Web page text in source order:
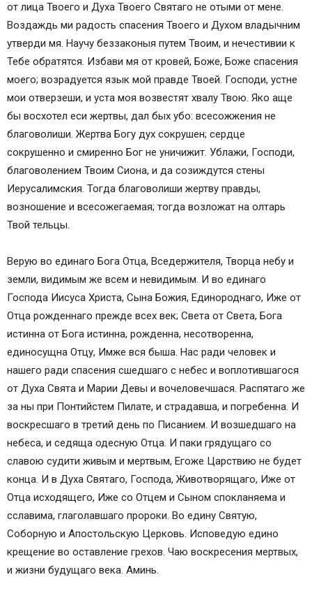
от лица Твоего и Духа Твоего Святаго не отыми от мене.
Воздаждь ми радость спасения Твоего и Духом владычним
утверди мя. Научу беззаконыя путем Твоим, и нечестивии к
Тебе обратятся. Избави мя от кровей, Боже, Боже спасения
моего; возрадуется язык мой правде Твоей. Господи, устне
мои отверзеши, и уста моя возвестят хвалу Твою. Яко аще
бы восхотел еси жертвы, дал бых убо: всесожжения не
благоволиши. Жертва Богу дух сокрушен; сердце
сокрушенно и смиренно Бог не уничижит. Ублажи, Господи,
благоволением Твоим Сиона, и да созиждутся стены
Иерусалимския. Тогда благоволиши жертву правды,
возношение и всесожегаемая; тогда возложат на oлтарь
Твой тельцы.
Верую во единаго Бога Отца, Вседержителя, Творца небу и
земли, видимым же всем и невидимым. И во единаго
Господа Иисуса Христа, Сына Божия, Единороднаго, Иже от
Отца рожденнаго прежде всех век; Света от Света, Бога
истинна от Бога истинна, рожденна, несотворенна,
единосущна Отцу, Имже вся быша. Нас ради человек и
нашего ради спасения сшедшаго с небес и воплотившагося
от Духа Свята и Марии Девы и вочеловечшася. Распятаго же
за ны при Понтийстем Пилате, и страдавша, и погребенна. И
воскресшаго в третий день по Писанием. И возшедшаго на
небеса, и седяща одесную Отца. И паки грядущаго со
славою судити живым и мертвым, Егоже Царствию не будет
конца. И в Духа Святаго, Господа, Животворящаго, Иже от
Отца исходящего, Иже со Отцем и Сыном спокланяема и
сславима, глаголавшаго пророки. Во едину Святую,
Соборную и Апостольскую Церковь. Исповедую едино
крещение во оставление грехов. Чаю воскресения мертвых,
и жизни будущаго века. Аминь.